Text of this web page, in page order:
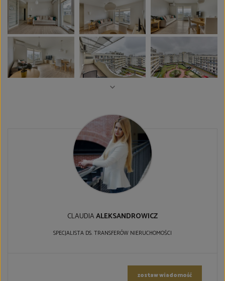
CLAUDIAALEKSANDROWICZ
SPECJALISTA DS. TRANSFERÓW NIERUCHOMOŚCI
zostaw wiadomość